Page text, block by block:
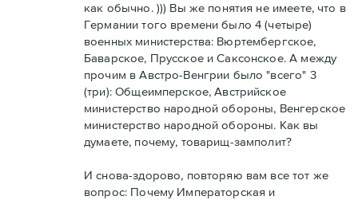
как обычно. ))) Вы же понятия не имеете, что в
Германии того времени было 4 (четыре)
военных министерства: Вюртембергское,
Баварское, Прусское и Саксонское. А между
прочим в Австро-Венгрии было "всего" 3
(три): Общеимперское, Австрийское
министерство народной обороны, Венгерское
министерство народной обороны. Как вы
думаете, почему, товарищ-замполит?
И снова-здорово, повторяю вам все тот же
вопрос: Почему Императорская и